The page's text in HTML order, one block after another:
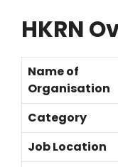
HKRN
Name of
Organisation
Category
Job Location